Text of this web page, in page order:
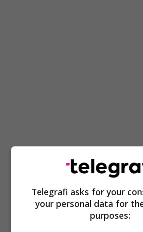
Telegrafi asks for your
your personal data for
purposes: